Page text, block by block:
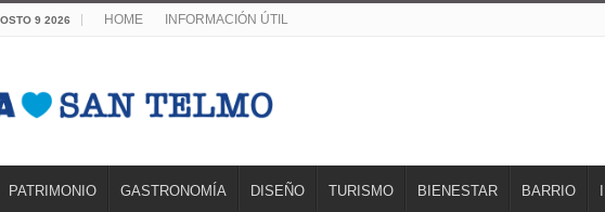
9 2026 HOME INFORMACIÓN ÚTIL
PATRIMONIO GASTRONOMÍA DISEÑO TURISMO BIENESTAR BARRIO